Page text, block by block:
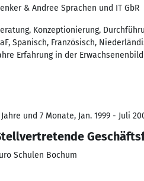
& Andree Sprachen und IT GbR
Konzeptionierung,
Spanisch, Französisch,
Erfahrung in der
und 7 Monate, Jan. 1999 - Juli
Schulen Bochum